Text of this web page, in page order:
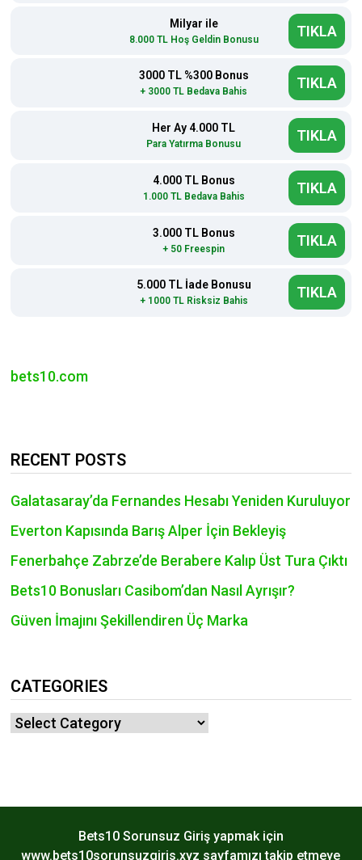
Milyar ile
8.000 TL Hoş Geldin Bonusu TIKLA
3000 TL %300 Bonus TIKLA
Her Ay 4.000 TL
4.000 TL Bonus TIKLA
3.000 TL Bonus TIKLA
5.000 TL İade Bonusu TIKLA
RECENT POSTS
CATEGORIES
Categories
Bets10 Sorunsuz Giriş yapmak için